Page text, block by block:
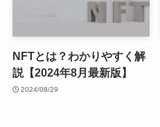
NFTとは？わかりやすく解
説【2024年8月最新版】
2024/08/29